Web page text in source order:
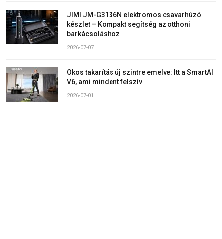
JIMI JM-G3136N elektromos csavarhúzó
készlet – Kompakt segítség az otthoni
barkácsoláshoz
2026-07-07
Okos takarítás új szintre emelve: Itt a SmartAI
V6, ami mindent felszív
2026-07-01